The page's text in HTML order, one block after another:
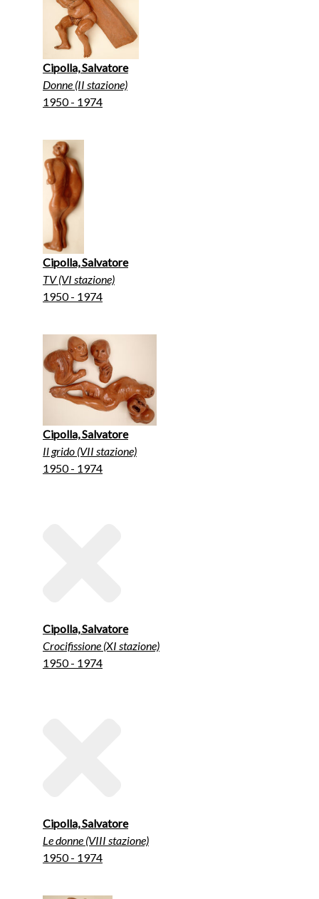
Cipolla, Salvatore
Donne (II stazione)
1950 - 1974
Cipolla, Salvatore
TV (VI stazione)
1950 - 1974
Cipolla, Salvatore
Il grido (VII stazione)
1950 - 1974
Cipolla, Salvatore
Crocifissione (XI stazione)
1950 - 1974
Cipolla, Salvatore
Le donne (VIII stazione)
1950 - 1974